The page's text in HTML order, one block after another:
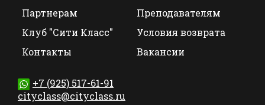
Партнерам
Преподавателям
Клуб "Сити Класс"
Условия возврата
Контакты
Вакансии
+7 (925) 517-61-91
cityclass@cityclass.ru